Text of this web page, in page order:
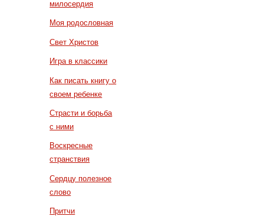
милосердия
Моя родословная
Свет Христов
Игра в классики
Как писать книгу о
своем ребенке
Страсти и борьба
с ними
Воскресные
странствия
Сердцу полезное
слово
Притчи